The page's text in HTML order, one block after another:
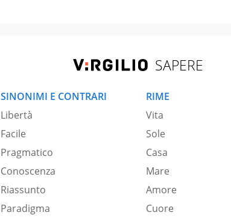
SAPERE
SINONIMI E CONTRARI
Libertà
Facile
Pragmatico
Conoscenza
Riassunto
Paradigma
RIME
Vita
Sole
Casa
Mare
Amore
Cuore